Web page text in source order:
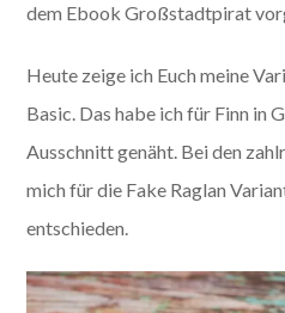
dem Ebook Großstadtpirat
Heute zeige ich Euch meine
Basic. Das habe ich für Finn in
Ausschnitt genäht. Bei den
mich für die Fake Raglan
entschieden.